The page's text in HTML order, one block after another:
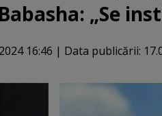
„Se
16:46 | Data publicării: